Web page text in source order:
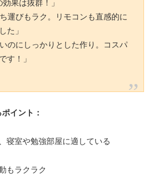
果は抜群！」
運びもラク。リモコンも直感的に
た」
のにしっかりとした作り。コスパ
す！」
イント：
寝室や勉強部屋に適している
もラクラク